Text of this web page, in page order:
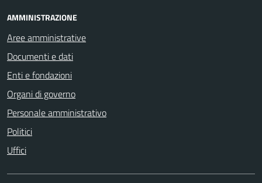
AMMINISTRAZIONE
Aree amministrative
Documenti e dati
Enti e fondazioni
Organi di governo
Personale amministrativo
Politici
Uffici